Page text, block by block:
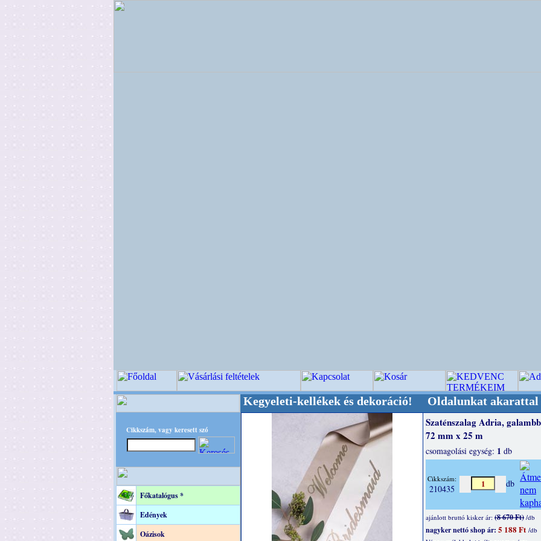
Cikkszám, vagy keresett szó
Főkatalógus *
Edények
Oázisok
Virágkötészeti-, Esküvői-, Kegyeleti-kellékek és dekoráció! Oldalunkat akarattal tartjuk
Szaténszalag Adria,
72 mm x 25 m
csomagolási egység: 1 db
Cikkszám:
210435 db
ajánlott bruttó kisker ár: (8 670 Ft) /db
nagyker nettó shop ár: 5 188 Ft /db